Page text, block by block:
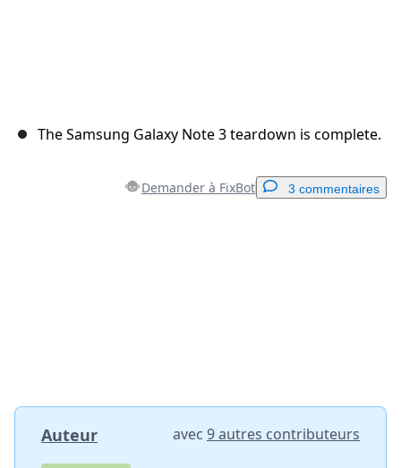
The Samsung Galaxy Note 3 teardown is complete.
Demander à FixBot 3 commentaires
Auteur avec 9 autres contributeurs